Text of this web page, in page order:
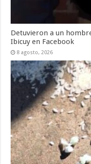
Detuvieron a un
Ibicuy en Facebook
8 agosto, 2026